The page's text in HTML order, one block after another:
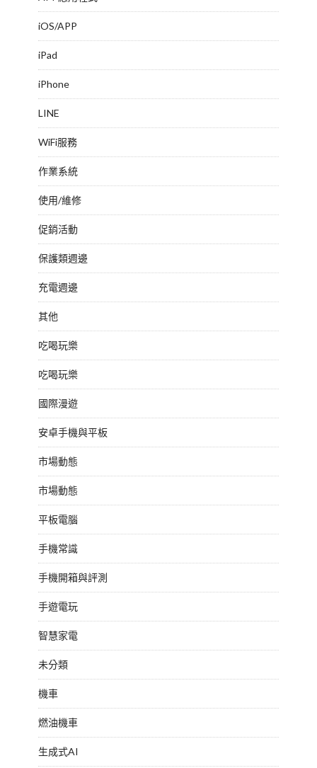
iOS/APP
iPad
iPhone
LINE
WiFi服務
作業系統
使用/維修
促銷活動
保護類週邊
充電週邊
其他
吃喝玩樂
吃喝玩樂
國際漫遊
安卓手機與平板
市場動態
市場動態
平板電腦
手機常識
手機開箱與評測
手遊電玩
智慧家電
未分類
機車
燃油機車
生成式AI